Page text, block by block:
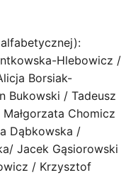
Hlebowicz /
Borsiak-
Bukowski / Tadeusz
Chomicz
Dąbkowska /
Jacek Gąsiorowski
/ Krzysztof